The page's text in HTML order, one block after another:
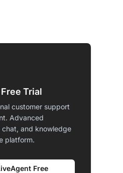
Trial
customer support
Advanced
and knowledge
platform.
Free